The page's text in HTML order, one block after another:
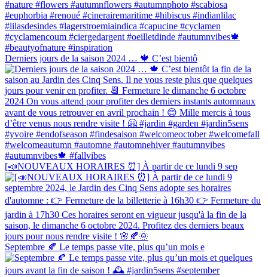
Derniers jours de la saison 2024 … 🍁 C’est bientô
[📣NOUVEAUX HORAIRES ⏰] À partir de ce lundi 9 sep
Septembre 🍂 Le temps passe vite, plus qu’un mois e